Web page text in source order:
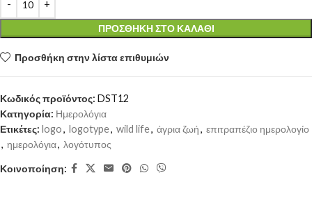
ΠΡΟΣΘΉΚΗ ΣΤΟ ΚΑΛΆΘΙ
Προσθήκη στην λίστα επιθυμιών
Κωδικός προϊόντος: DST12
Κατηγορία: Ημερολόγια
Ετικέτες: logo, logotype, wild life, άγρια ζωή, επιτραπέζιο ημερολογίο
, ημερολόγια, λογότυπος
Κοινοποίηση: